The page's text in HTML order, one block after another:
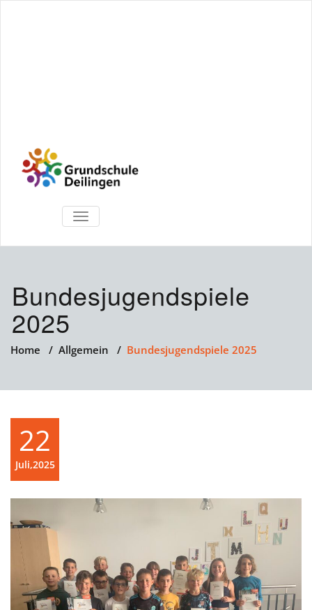
TOGGLE
NAVIGATION
Bundesjugendspiele
2025
Home / Allgemein / Bundesjugendspiele 2025
22
Juli,2025